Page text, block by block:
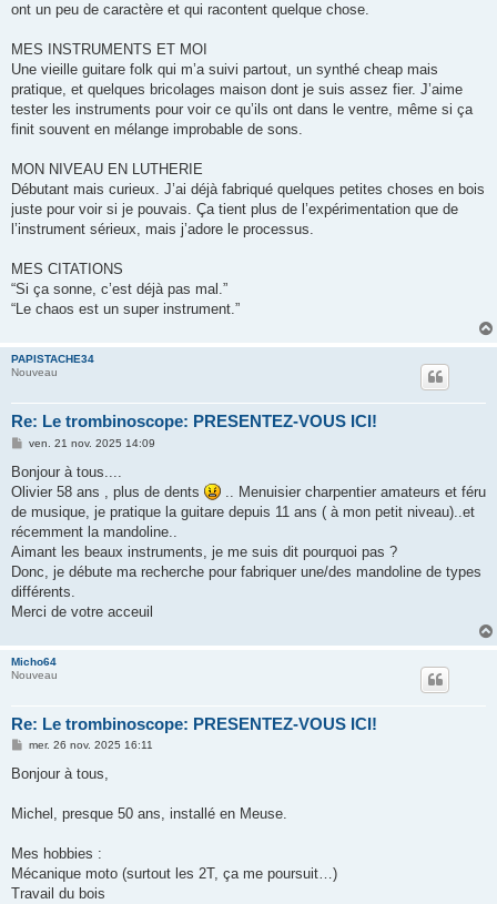
ont un peu de caractère et qui racontent quelque chose.
MES INSTRUMENTS ET MOI
Une vieille guitare folk qui m’a suivi partout, un synthé cheap mais
pratique, et quelques bricolages maison dont je suis assez fier. J’aime
tester les instruments pour voir ce qu’ils ont dans le ventre, même si ça
finit souvent en mélange improbable de sons.
MON NIVEAU EN LUTHERIE
Débutant mais curieux. J’ai déjà fabriqué quelques petites choses en bois
juste pour voir si je pouvais. Ça tient plus de l’expérimentation que de
l’instrument sérieux, mais j’adore le processus.
MES CITATIONS
“Si ça sonne, c’est déjà pas mal.”
“Le chaos est un super instrument.”
PAPISTACHE34
Nouveau
Re: Le trombinoscope: PRESENTEZ-VOUS ICI!
M
s
a
g
ven. 21 nov. 2025 14:09
Bonjour à tous....
Olivier 58 ans , plus de dents
.. Menuisier charpentier amateurs et féru
de musique, je pratique la guitare depuis 11 ans ( à mon petit niveau)..et
récemment la mandoline..
Aimant les beaux instruments, je me suis dit pourquoi pas ?
Donc, je débute ma recherche pour fabriquer une/des mandoline de types
différents.
Merci de votre acceuil
Micho64
Nouveau
Re: Le trombinoscope: PRESENTEZ-VOUS ICI!
M
s
g
mer. 26 nov. 2025 16:11
Bonjour à tous,
Michel, presque 50 ans, installé en Meuse.
Mes hobbies :
Mécanique moto (surtout les 2T, ça me poursuit…)
Travail du bois